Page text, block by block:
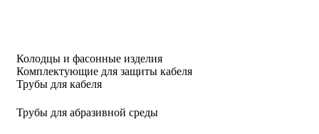
Колодцы и фасонные изделия
Комплектующие для защиты кабеля
Трубы для кабеля
Трубы для абразивной среды